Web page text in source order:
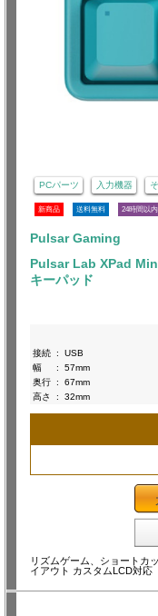
PCパーツ 入力機器
新商品 送料無料 24時間以
Pulsar Gaming
Pulsar Lab XPad
キーパッド
接続 :
USB
幅
:
57mm
奥行 :
67mm
高さ
: 32mm
リズムゲーム、ショートカ
イアウト カスタムLCD対応